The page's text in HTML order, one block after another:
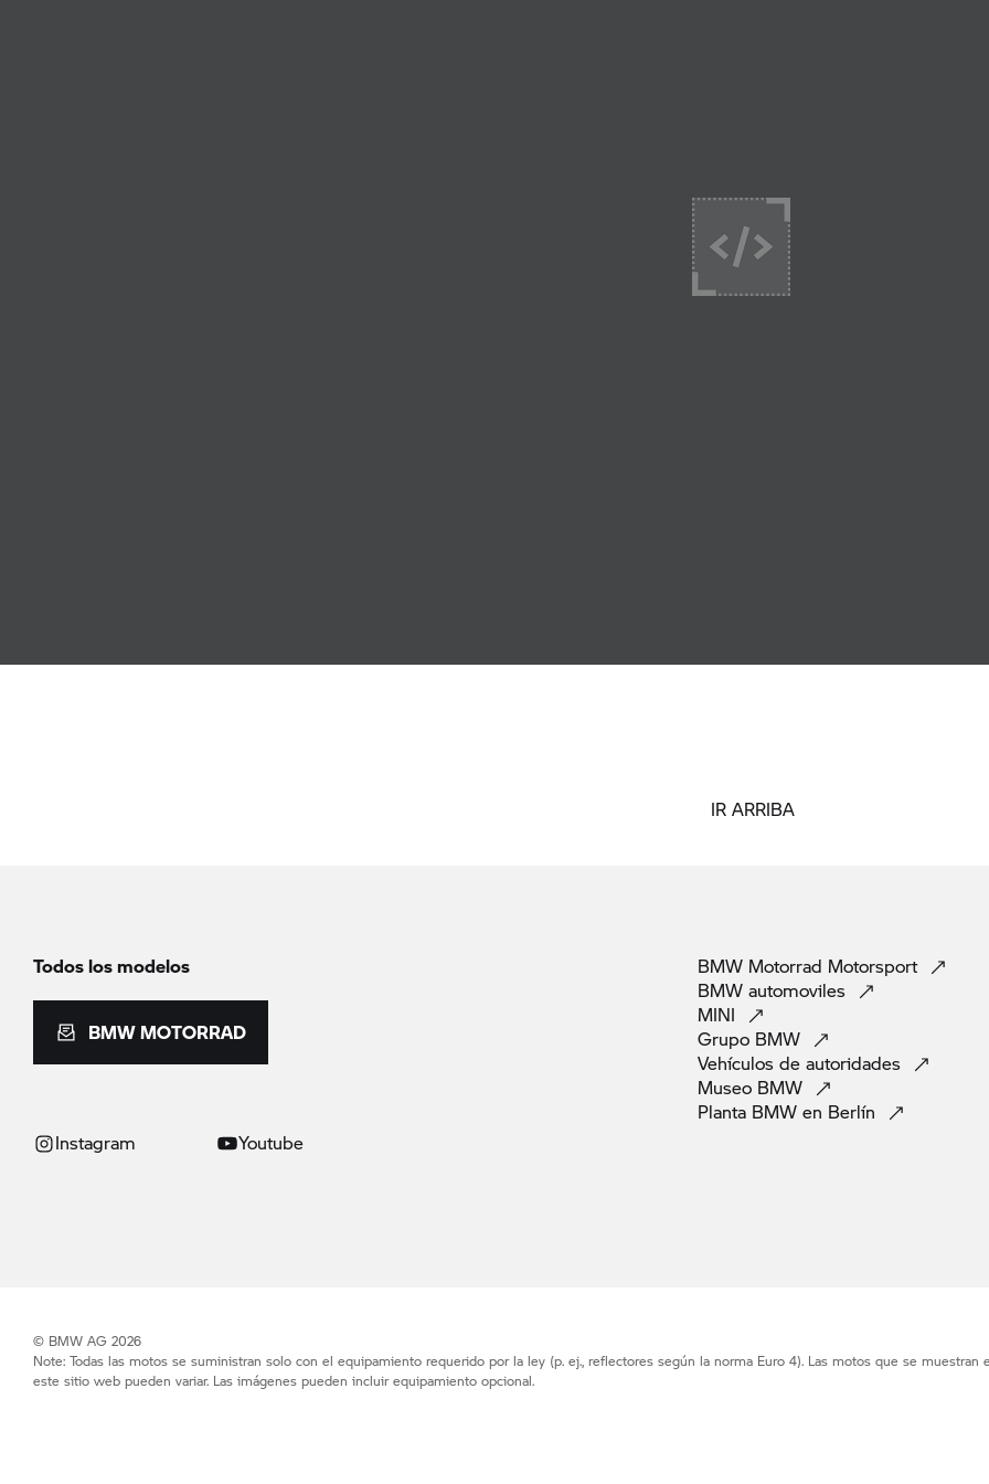
IR ARRIBA
Todos los modelos
BMW MOTORRAD
Instagram Youtube
BMW Motorrad Motorsport
BMW automoviles
MINI
Grupo BMW
Vehículos de autoridades
Museo BMW
Planta BMW en Berlín
© BMW AG 2026
Note: Todas las motos se suministran solo con el equipamiento requerido por la ley (p. ej., reflectores según la norma Euro 4). Las motos que se muestran
este sitio web pueden variar. Las imágenes pueden incluir equipamiento opcional.